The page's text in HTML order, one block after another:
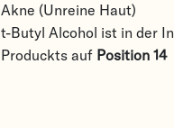
Akne (Unreine Haut)
t-Butyl Alcohol ist in der
Produckts auf Position 14